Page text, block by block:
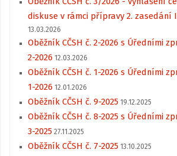
diskuse v rámci přípravy 2. zasedání
13.03.2026
Oběžník CČSH č. 2-2026 s Úředními
2-2026 12.03.2026
Oběžník CČSH č. 1-2026 s Úředními
1-2026 12.01.2026
Oběžník CČSH č. 9-2025 19.12.2025
Oběžník CČSH č. 8-2025 s Úředními
3-2025 27.11.2025
Oběžník CČSH č. 7-2025 13.10.2025